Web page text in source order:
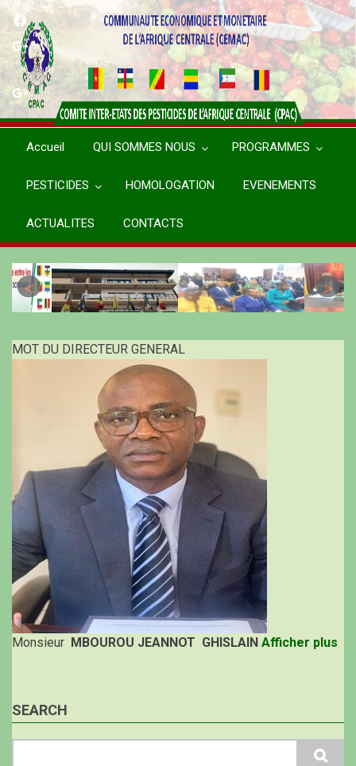
Aller
contenu
principal
Accueil QUI SOMMES NOUS PROGRAMMES
PESTICIDES HOMOLOGATION EVENEMENTS
ACTUALITES CONTACTS
MOT DU DIRECTEUR GENERAL
Monsieur MBOUROU JEANNOT GHISLAIN Afficher plus
SEARCH